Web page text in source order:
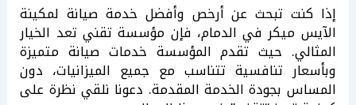
إذا كنت تبحث عن أرخص وأفضل خدمة صيانة لمكينة
الآيس ميكر في الدمام، فإن مؤسسة تقني تعد الخيار
المثالي. حيث تقدم المؤسسة خدمات صيانة متميزة
وبأسعار تنافسية تتناسب مع جميع الميزانيات، دون
المساس بجودة الخدمة المقدمة. دعونا نلقي نظرة على